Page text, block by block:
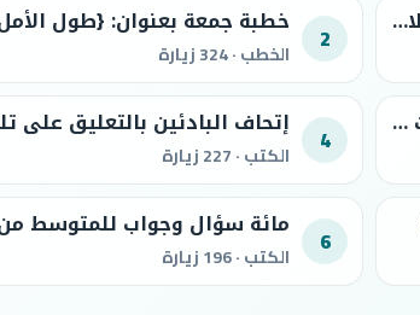
كتاب مائة سؤال وجواب للبادئ من الطلاب في العقيدة والصلاة والسيرة والآداب 2 الخطب · 324 زيارة
خطبة جمعة بعنوان: {التذكرة ببيان مفاسد مشاهدة المباريات ولعب الكرة} 4 إتحاف البادئين بالتعليق
الكتب · 227 زيارة
6 مائة سؤال وجواب للمتوسط
الكتب · 196 زيارة